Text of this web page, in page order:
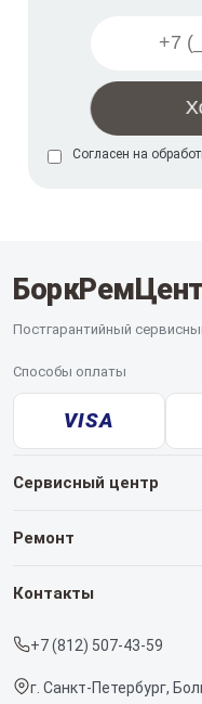
Согласен на
Постгарантийный
Способы оплаты
VISA
Сервисный центр
О нашем сервисе
Срочный ремонт
Доставка и способы
Ремонт
Роботов-пылесосов
Контакты
+7 (812) 507-43-59
г. Санкт-Петербург,